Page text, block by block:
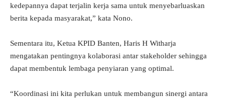
kedepannya dapat terjalin kerja sama untuk menyebarluaskan
berita kepada masyarakat,” kata Nono.
Sementara itu, Ketua KPID Banten, Haris H Witharja
mengatakan pentingnya kolaborasi antar stakeholder sehingga
dapat membentuk lembaga penyiaran yang optimal.
“Koordinasi ini kita perlukan untuk membangun sinergi antara